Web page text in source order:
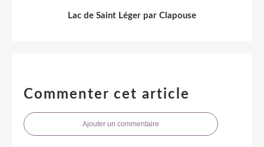
Lac de Saint Léger par Clapouse
Commenter cet article
Ajouter un commentaire